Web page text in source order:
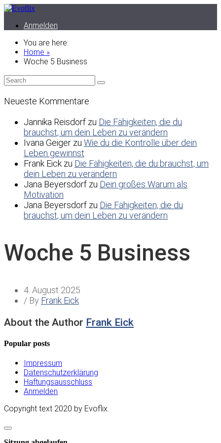
Anmelden
You are here:
Home »
Woche 5 Business
Neueste Kommentare
Jannika Reisdorf zu Die Fähigkeiten, die du
brauchst, um dein Leben zu verändern
Ivana Geiger zu Wie du die Kontrolle über dein
Leben gewinnst
Frank Eick zu Die Fähigkeiten, die du brauchst, um
dein Leben zu verändern
Jana Beyersdorf zu Dein großes Warum als
Motivation
Jana Beyersdorf zu Die Fähigkeiten, die du
brauchst, um dein Leben zu verändern
Woche 5 Business
4. August 2025
/ By Frank Eick
About the Author Frank Eick
Popular posts
Impressum
Datenschutzerklärung
Haftungsausschluss
Anmelden
Copyright text 2020 by Evoflix.
Dialog
schließen